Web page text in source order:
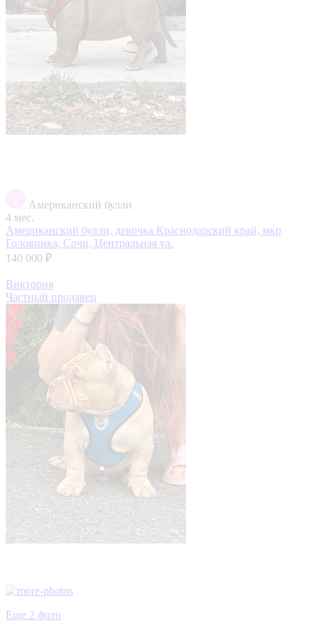
Американский булли
4 мес.
Американский булли, девочка Краснодарский край, мкр
Головинка, Сочи, Центральная ул.
140 000 ₽
Виктория
Частный продавец
Еще 2 фото